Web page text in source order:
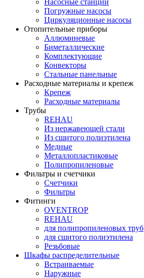
Насосные станции
Погружные насосы
Циркуляционные насосы
Отопительные приборы
Аллюминевые
Биметаллические
Комплектующие
Конвекторы
Стальные панельные
Расходные материалы и крепеж
Крепеж
Расходные материалы
Трубы
REHAU
Из нержавеющей стали
Из сшитого полиэтилена
Медные
Металлопластиковые
Полипропиленовые
Фильтры и счетчики
Счетчики
Фильтры
Фитинги
OVENTROP
REHAU
для полипропиленовых труб
для сшитого полиэтилена
Резьбовые
Шкафы распределительные
Встраиваемые
Наружные